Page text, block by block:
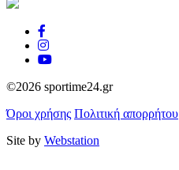
©2026 sportime24.gr
Όροι χρήσης Πολιτική απορρήτου
Site by Webstation